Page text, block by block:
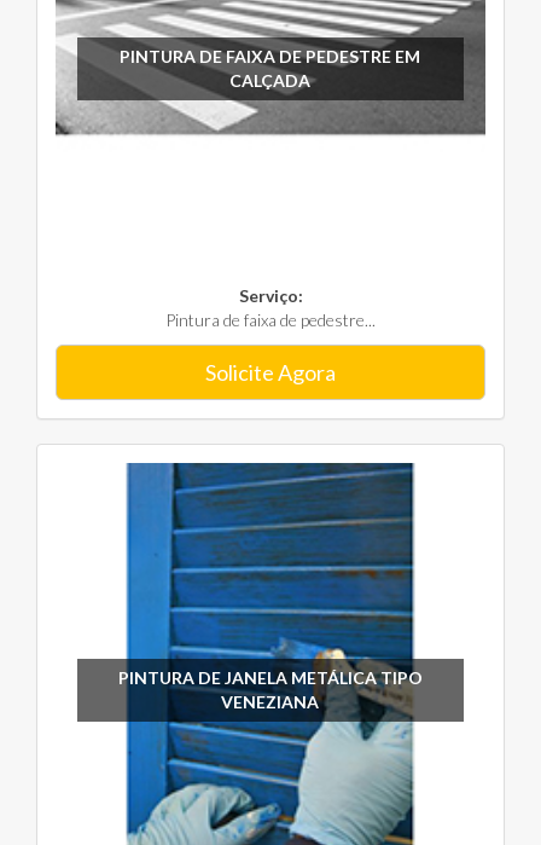
PINTURA DE FAIXA DE PEDESTRE EM
CALÇADA
Serviço:
Pintura de faixa de pedestre...
Solicite Agora
PINTURA DE JANELA METÁLICA TIPO
VENEZIANA